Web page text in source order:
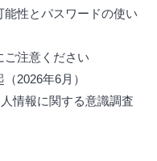
性とパスワードの使い
ご注意ください
2026年6月）
情報に関する意識調査